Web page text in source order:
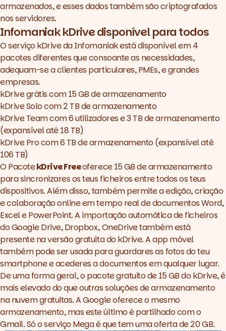
armazenados, e esses dados também são criptografados
nos servidores.
Infomaniak kDrive disponível para todos
O serviçokDrive da Infomaniakestá disponível em 4
pacotes diferentes que consoante as necessidades,
adequam-se a clientes particulares, PMEs, e grandes
empresas.
kDrive grátis com 15 GB de armazenamento
kDrive Solo com 2 TB de armazenamento
kDrive Team com 6 utilizadores e 3 TB de armazenamento
(expansível até 18 TB)
kDrive Pro com 6 TB de armazenamento (expansível até
106 TB)
O PacotekDrive Freeoferece 15 GB de armazenamento
para sincronizares os teus ficheiros entre todos os teus
dispositivos. Além disso, também permite a edição, criação
e colaboração online em tempo real de documentos Word,
Excel e PowerPoint. A importação automática de ficheiros
do Google Drive, Dropbox, OneDrive também está
presente na versão gratuita do kDrive. A app móvel
também pode ser usada para guardares as fotos do teu
smartphone e acederes a documentos em qualquer lugar.
De uma forma geral, o pacote gratuito de 15 GB do kDrive, é
mais elevado do que outras soluções de armazenamento
na nuvem gratuitas. A Google oferece o mesmo
armazenamento, mas este último é partilhado com o
Gmail. Só o serviço Mega é que tem uma oferta de 20 GB.